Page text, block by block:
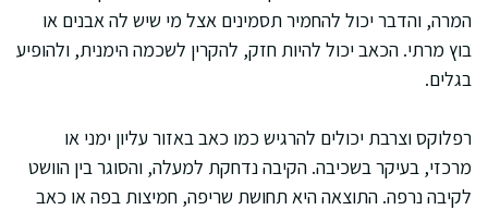
המרה, והדבר יכול להחמיר תסמינים אצל מי שיש לה אבנים או
בוץ מרתי. הכאב יכול להיות חזק, להקרין לשכמה הימנית, ולהופיע
בגלים.
רפלוקס וצרבת יכולים להרגיש כמו כאב באזור עליון ימני או
מרכזי, בעיקר בשכיבה. הקיבה נדחקת למעלה, והסוגר בין הוושט
לקיבה נרפה. התוצאה היא תחושת שריפה, חמיצות בפה או כאב